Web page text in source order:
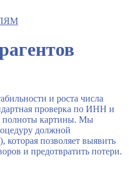
и роста числа
проверка по ИНН и
полноты картины. Мы
должной
которая позволяет выявить
и предотвратить потери.